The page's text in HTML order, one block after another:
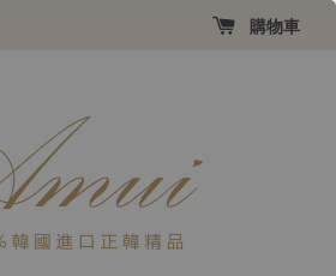
購物車